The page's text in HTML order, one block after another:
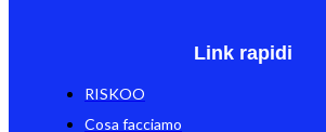
Link rapidi
RISKOO
Cosa facciamo